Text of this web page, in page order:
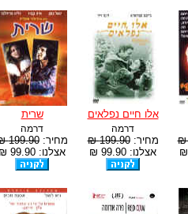
אלו חיים נפלאים
דרמה
מחיר:199.90 ₪
אצלנו: 99.90 ₪
שרית
דרמה
מחיר:199.90 ₪
אצלנו: 99.90 ₪